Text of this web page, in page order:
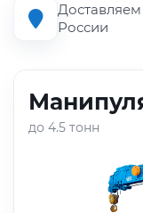
России
до 4.5 тонн